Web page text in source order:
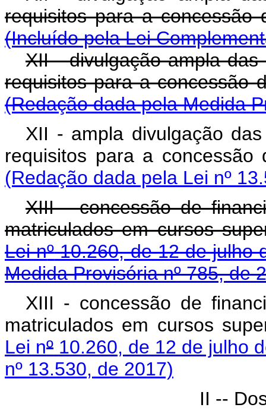
requisitos para a
(Incluído pela Lei
XII - divulgação ampla
requisitos para a
(Redação dada pela Medida
XII - ampla divulgação
requisitos para a
(Redação dada pela Lei nº
XIII - concessão de
matriculados em cursos
Lei nº10.260, de 12 de julho
Medida Provisória nº 785, de
XIII - concessão de
matriculados em cursos
Lei nº 10.260, de 12 de julho
nº 13.530, de 2017)
II --